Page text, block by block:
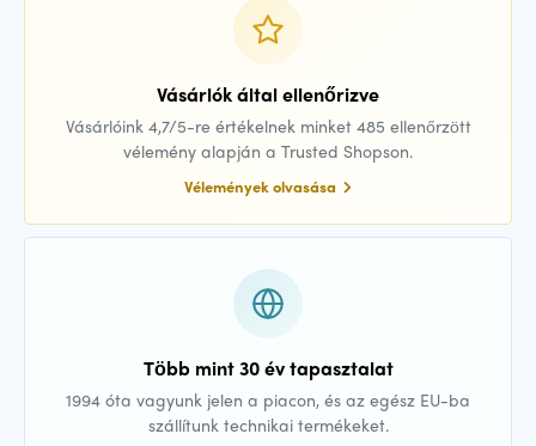
Vásárlók által ellenőrizve
Vásárlóink 4,7/5-re értékelnek minket 485 ellenőrzött
vélemény alapján a Trusted Shopson.
Vélemények olvasása
Több mint 30 év tapasztalat
1994 óta vagyunk jelen a piacon, és az egész EU-ba
szállítunk technikai termékeket.